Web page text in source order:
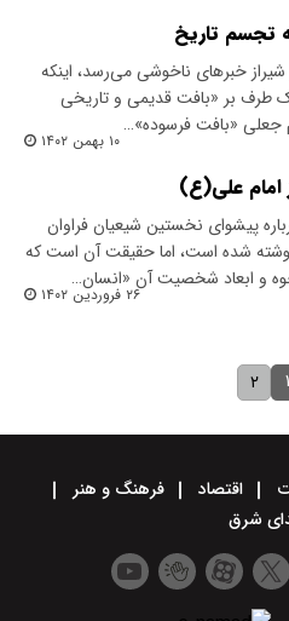
تجسم تاریخ
شیراز خبرهای ناخوشی می‌رسد، اینکه
طرف بر «بافت قدیمی و تاریخی
جعلی «بافت فرسوده»…
۱۰ بهمن ۱۴۰۲
امام علی(ع)
پیشوای نخستین شیعیان فراوان
شده است، اما حقیقت آن است که
و ابعاد شخصیت آن «انسان…
۲۶ فروردین ۱۴۰۲
۱ ۲
اقتصاد
فرهنگ و هنر
شرق